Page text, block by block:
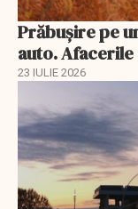
Prăbușire pe
auto. Afacerile
23 IULIE 2026